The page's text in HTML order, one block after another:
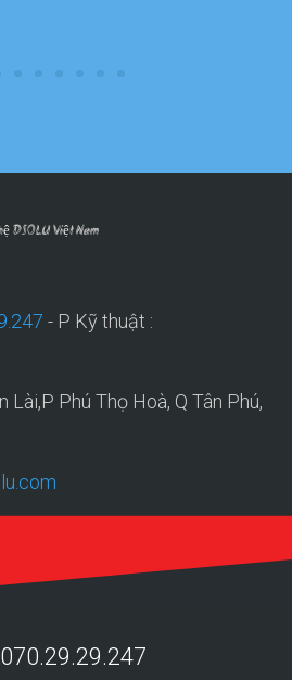
DSOLU Việt Nam
- P Kỹ thuật :
Phú Thọ Hoà, Q Tân Phú,